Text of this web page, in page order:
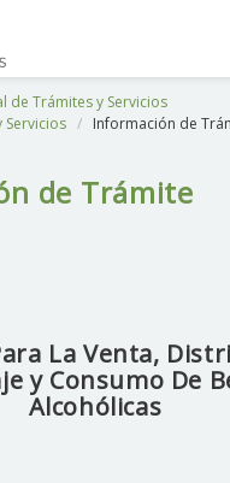
de Trámites y Servicios
Servicios
Información de
de Trámite
La Venta,
y Consumo De
Alcohólicas